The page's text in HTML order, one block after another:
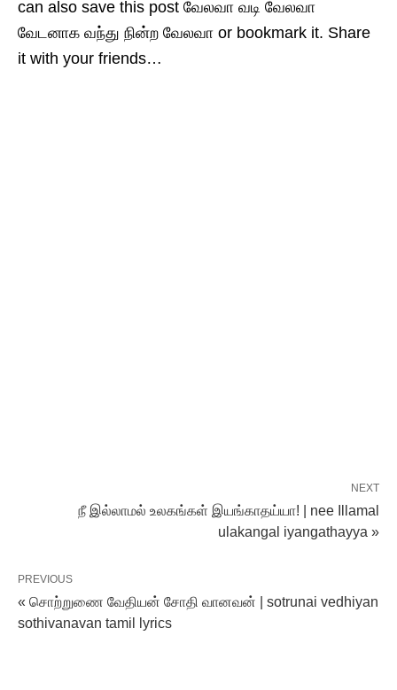
can also save this post வேலவா வடி வேலவா
வேடனாக வந்து நின்ற வேலவா or bookmark it. Share
it with your friends…
NEXT
நீ இல்லாமல் உலகங்கள் இயங்காதய்யா! | nee Illamal
ulakangal iyangathayya »
PREVIOUS
« சொற்றுணை வேதியன் சோதி வானவன் | sotrunai vedhiyan
sothivanavan tamil lyrics